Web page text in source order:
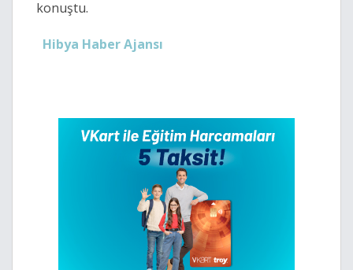
konuştu.
Hibya Haber Ajansı